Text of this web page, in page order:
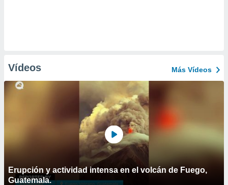
Vídeos Más Vídeos
Erupción y actividad intensa en el volcán de Fuego,
Guatemala.